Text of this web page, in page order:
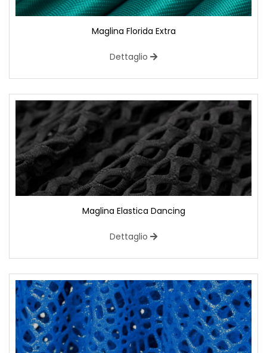
Maglina Florida Extra
Dettaglio
Maglina Elastica Dancing
Dettaglio